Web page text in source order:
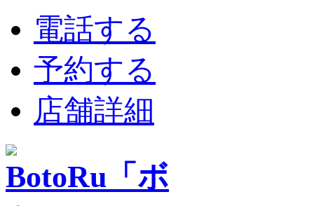
電話する
予約する
店舗詳細